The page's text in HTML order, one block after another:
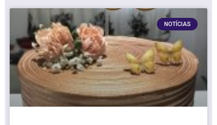
NOTÍCIAS